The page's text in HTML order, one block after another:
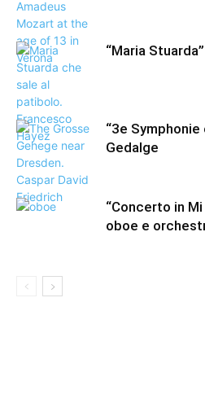
“Maria
“3e
Gedalge
“Concerto in
oboe e